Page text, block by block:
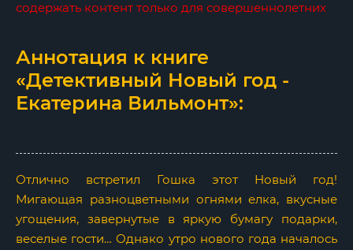
содержать контент только для совершеннолетних
Аннотация к книге
«Детективный Новый год -
Екатерина Вильмонт»:
Отлично встретил Гошка этот Новый год!
Мигающая разноцветными огнями елка, вкусные
угощения, завернутые в яркую бумагу подарки,
веселые гости… Однако утро нового года началось